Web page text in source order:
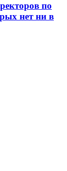
по
нет ни в